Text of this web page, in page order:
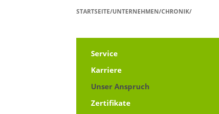
STARTSEITE/UNTERNEHMEN/CHRONIK/
Service
Karriere
Unser Anspruch
Zertifikate